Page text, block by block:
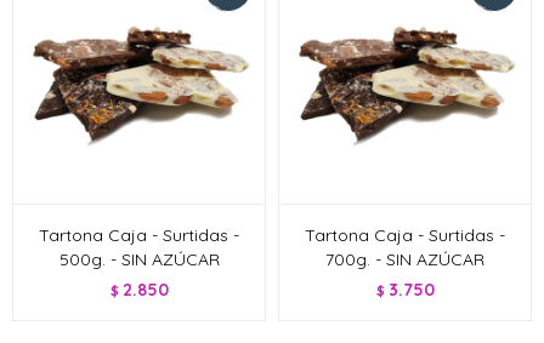
Tartona Caja - Surtidas -
500g. - SIN AZÚCAR
$ 2.850
Tartona Caja - Surtidas -
700g. - SIN AZÚCAR
$ 3.750